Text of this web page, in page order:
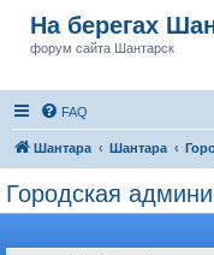
На берегах
форум сайта Шантарск
FAQ
Шантара Шантара
Городская